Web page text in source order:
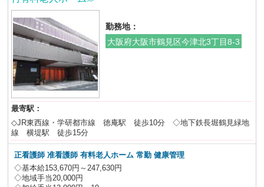
勤務地：
大阪府大阪市鶴見区今津北3丁目8-3
最寄駅：
◇JR東西線・学研都市線 徳庵駅 徒歩10分 ◇地下鉄長堀鶴見緑地
線 横堤駅 徒歩15分
正看護師 准看護師 有料老人ホーム 常勤 健康管理
◇基本給153,670円～247,630円
◇地域手当20,000円